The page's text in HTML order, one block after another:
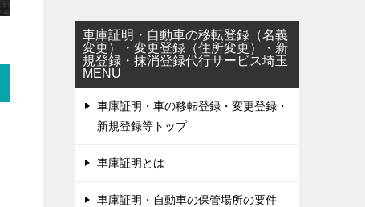
車庫証明・自動車の移転登録（名義
変更）・変更登録（住所変更）・新
規登録・抹消登録代行サービス埼玉
MENU
車庫証明・車の移転登録・変更登録・
新規登録等トップ
車庫証明とは
車庫証明・自動車の保管場所の要件